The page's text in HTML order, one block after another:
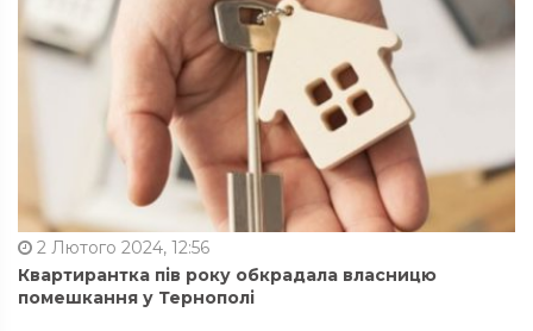
2 Лютого 2024, 12:56
Квартирантка пів року обкрадала власницю
помешкання у Тернополі